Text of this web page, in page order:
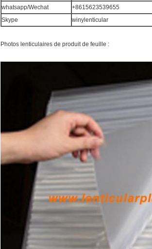
whatsapp/Wechat
+8615623539655
Skype
winylenticular
Photos lenticulaires de produit de feuille :